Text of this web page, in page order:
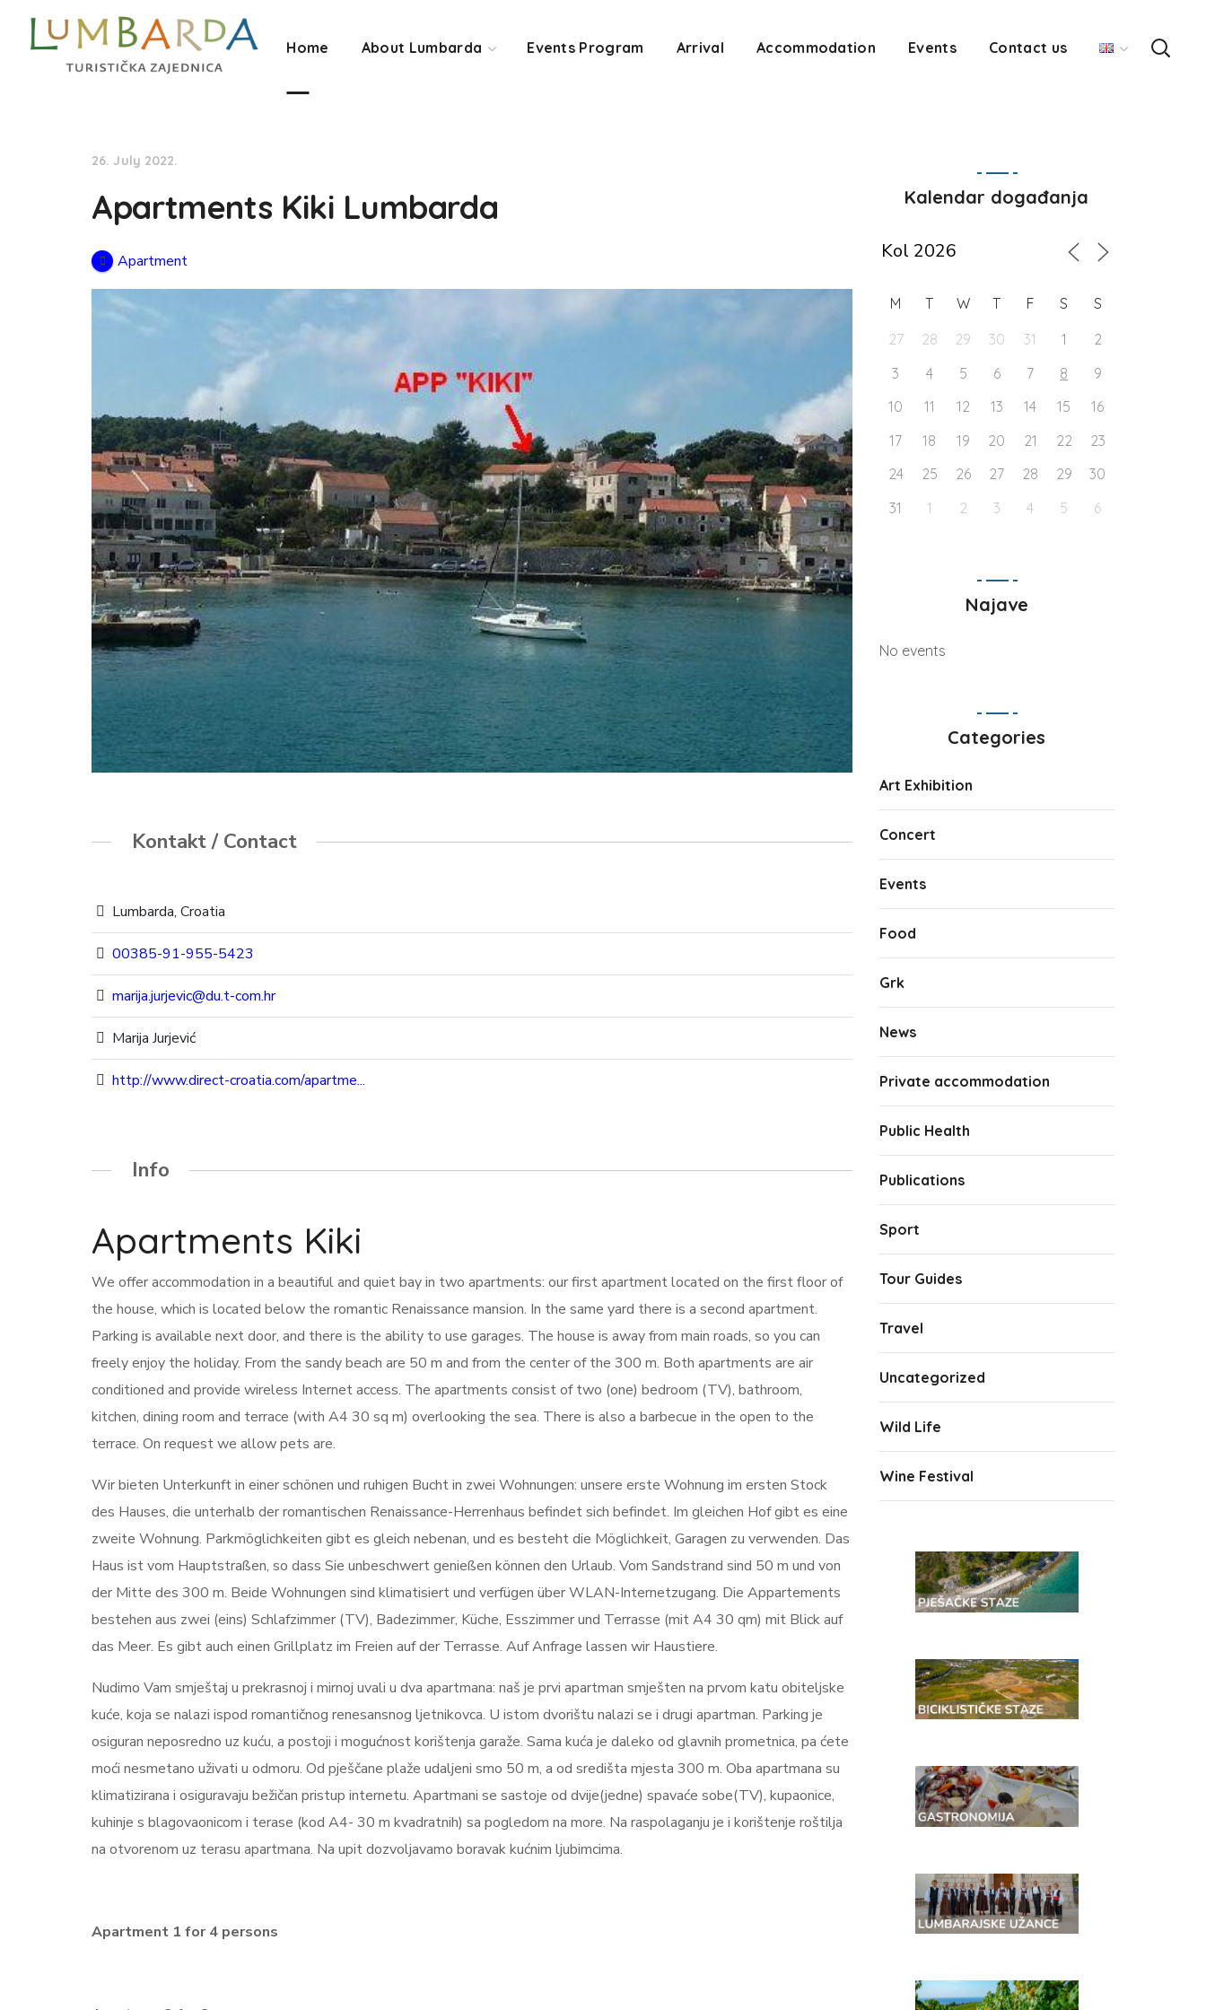
Home About Lumbarda Events Program Arrival Accommodation Events Contact us
26. July 2022.
Apartments Kiki Lumbarda
Apartment
Kontakt / Contact
Lumbarda, Croatia
00385-91-955-5423
marija.jurjevic@du.t-com.hr
Marija Jurjević
http://www.direct-croatia.com/apartme...
Info
Apartments Kiki
We offer accommodation in a beautiful and quiet bay in two apartments: our first apartment located on the first floor of
the house, which is located below the romantic Renaissance mansion. In the same yard there is a second apartment.
Parking is available next door, and there is the ability to use garages. The house is away from main roads, so you can
freely enjoy the holiday. From the sandy beach are 50 m and from the center of the 300 m. Both apartments are air
conditioned and provide wireless Internet access. The apartments consist of two (one) bedroom (TV), bathroom,
kitchen, dining room and terrace (with A4 30 sq m) overlooking the sea. There is also a barbecue in the open to the
terrace. On request we allow pets are.
Wir bieten Unterkunft in einer schönen und ruhigen Bucht in zwei Wohnungen: unsere erste Wohnung im ersten Stock
des Hauses, die unterhalb der romantischen Renaissance-Herrenhaus befindet sich befindet. Im gleichen Hof gibt es eine
zweite Wohnung. Parkmöglichkeiten gibt es gleich nebenan, und es besteht die Möglichkeit, Garagen zu verwenden. Das
Haus ist vom Hauptstraßen, so dass Sie unbeschwert genießen können den Urlaub. Vom Sandstrand sind 50 m und von
der Mitte des 300 m. Beide Wohnungen sind klimatisiert und verfügen über WLAN-Internetzugang. Die Appartements
bestehen aus zwei (eins) Schlafzimmer (TV), Badezimmer, Küche, Esszimmer und Terrasse (mit A4 30 qm) mit Blick auf
das Meer. Es gibt auch einen Grillplatz im Freien auf der Terrasse. Auf Anfrage lassen wir Haustiere.
Nudimo Vam smještaj u prekrasnoj i mirnoj uvali u dva apartmana: naš je prvi apartman smješten na prvom katu obiteljske
kuće, koja se nalazi ispod romantičnog renesansnog ljetnikovca. U istom dvorištu nalazi se i drugi apartman. Parking je
osiguran neposredno uz kuću, a postoji i mogućnost korištenja garaže. Sama kuća je daleko od glavnih prometnica, pa ćete
moći nesmetano uživati u odmoru. Od pješčane plaže udaljeni smo 50 m, a od središta mjesta 300 m. Oba apartmana su
klimatizirana i osiguravaju bežičan pristup internetu. Apartmani se sastoje od dvije(jedne) spavaće sobe(TV), kupaonice,
kuhinje s blagovaonicom i terase (kod A4- 30 m kvadratnih) sa pogledom na more. Na raspolaganju je i korištenje roštilja
na otvorenom uz terasu apartmana. Na upit dozvoljavamo boravak kućnim ljubimcima.
Apartment 1 for 4 persons
Kalendar događanja
M T W T F S S
27 28 29 30 31 1
2
3
4 5 6 7 8
9
10
11 12 13 14 15
16
17
18 19 20 21 22
23
24
25 26 27 28 29
30
31
1 2 3 4 5 6
Najave
No events
Categories
Art Exhibition
Concert
Events
Food
Grk
News
Private accommodation
Public Health
Publications
Sport
Tour Guides
Travel
Uncategorized
Wild Life
Wine Festival